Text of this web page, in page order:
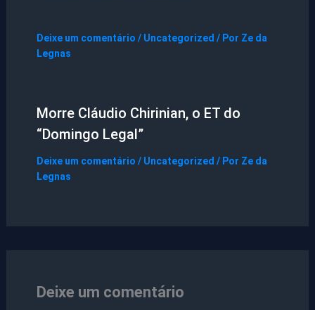
Deixe um comentário / Uncategorized / Por Ze da
Legnas
Morre Cláudio Chirinian, o ET do
“Domingo Legal”
Deixe um comentário / Uncategorized / Por Ze da
Legnas
Deixe um comentário